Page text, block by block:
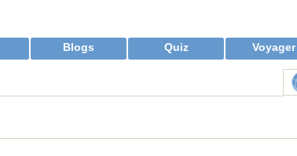
Blogs Quiz Voyager